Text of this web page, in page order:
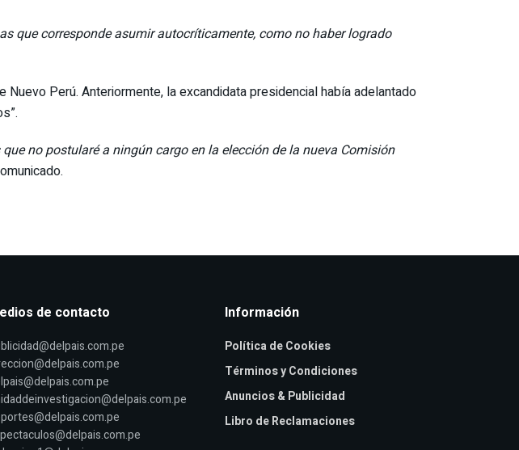
que corresponde asumir autocríticamente, como no haber logrado
Perú. Anteriormente, la excandidata presidencial había adelantado
no postularé a ningún cargo en la elección de la nueva Comisión
de contacto Información
Política de Cookies
Términos y Condiciones
Anuncios & Publicidad
Libro de Reclamaciones